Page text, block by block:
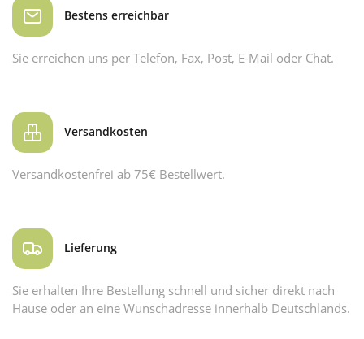
Bestens erreichbar
Sie erreichen uns per Telefon, Fax, Post, E-Mail oder Chat.
Versandkosten
Versandkostenfrei ab 75€ Bestellwert.
Lieferung
Sie erhalten Ihre Bestellung schnell und sicher direkt nach
Hause oder an eine Wunschadresse innerhalb Deutschlands.